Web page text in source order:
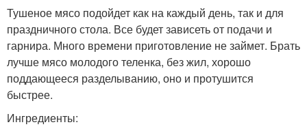
Тушеное мясо подойдет как на каждый день, так и для
праздничного стола. Все будет зависеть от подачи и
гарнира. Много времени приготовление не займет. Брать
лучше мясо молодого теленка, без жил, хорошо
поддающееся разделыванию, оно и протушится
быстрее.
Ингредиенты: